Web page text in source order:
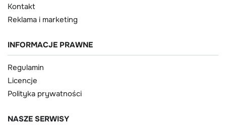
Kontakt
Reklama i marketing
INFORMACJE PRAWNE
Regulamin
Licencje
Polityka prywatności
NASZE SERWISY